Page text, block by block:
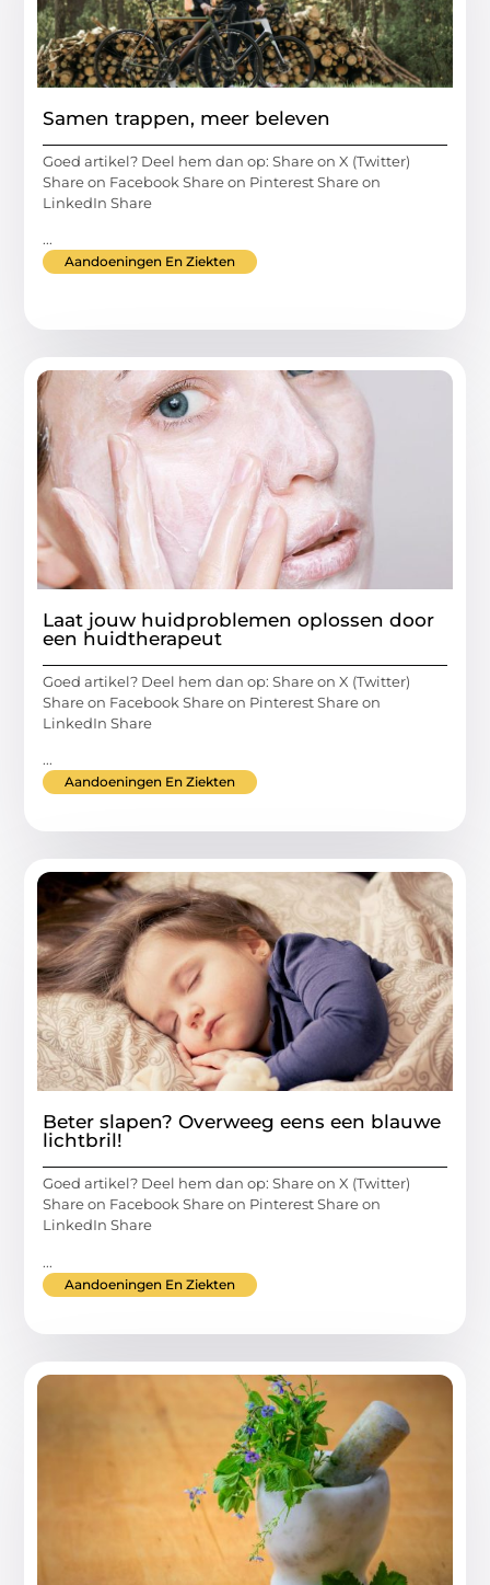
Samen trappen, meer beleven
Goed artikel? Deel hem dan op: Share on X (Twitter)
Share on Facebook Share on Pinterest Share on
LinkedIn Share
...
Aandoeningen En Ziekten
Laat jouw huidproblemen oplossen door
een huidtherapeut
Goed artikel? Deel hem dan op: Share on X (Twitter)
Share on Facebook Share on Pinterest Share on
LinkedIn Share
...
Aandoeningen En Ziekten
Beter slapen? Overweeg eens een blauwe
lichtbril!
Goed artikel? Deel hem dan op: Share on X (Twitter)
Share on Facebook Share on Pinterest Share on
LinkedIn Share
...
Aandoeningen En Ziekten